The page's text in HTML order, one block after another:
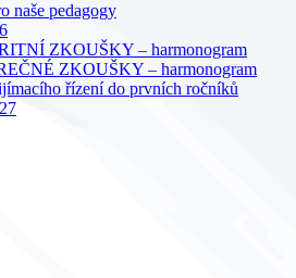
naše pedagogy
ZKOUŠKY – harmonogram
ZKOUŠKY – harmonogram
řízení do prvních ročníků